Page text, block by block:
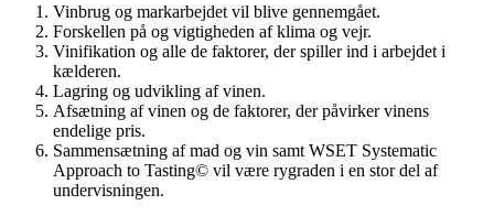
Vinbrug og markarbejdet vil blive gennemgået.
Forskellen på og vigtigheden af klima og vejr.
Vinifikation og alle de faktorer, der spiller ind i arbejdet i
kælderen.
Lagring og udvikling af vinen.
Afsætning af vinen og de faktorer, der påvirker vinens
endelige pris.
Sammensætning af mad og vin samt WSET Systematic
Approach to Tasting© vil være rygraden i en stor del af
undervisningen.